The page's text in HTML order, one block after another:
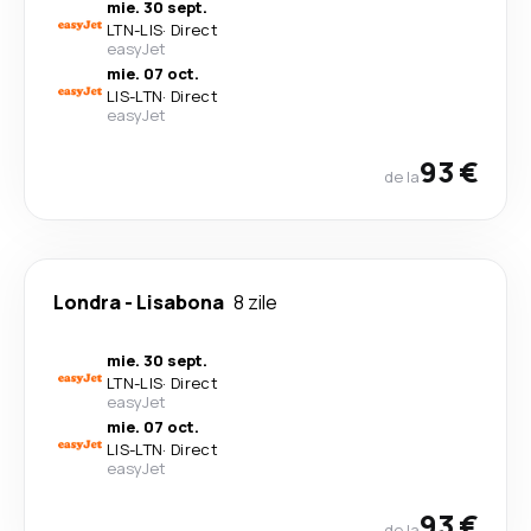
mie. 30 sept.
LTN-LIS· Direct
easyJet
mie. 07 oct.
LIS-LTN· Direct
easyJet
de la93 €
Londra- Lisabona 8 zile
mie. 30 sept.
LTN-LIS· Direct
easyJet
mie. 07 oct.
LIS-LTN· Direct
easyJet